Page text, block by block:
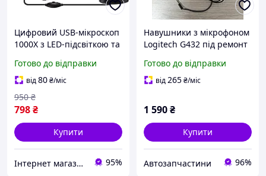
Цифровий USB-мікроскоп
1000X з LED-підсвіткою та
(Електронний ендоскоп
для паяння та ремонту)
Готово до відправки
від80₴/міс
798₴
950 ₴
Купити
Інтернет магазин Централь 95%
Навушники з мікрофоном
Logitech G432 під ремонт
Готово до відправки
від265₴/міс
1 590₴
Купити
Автозапчастини 96%